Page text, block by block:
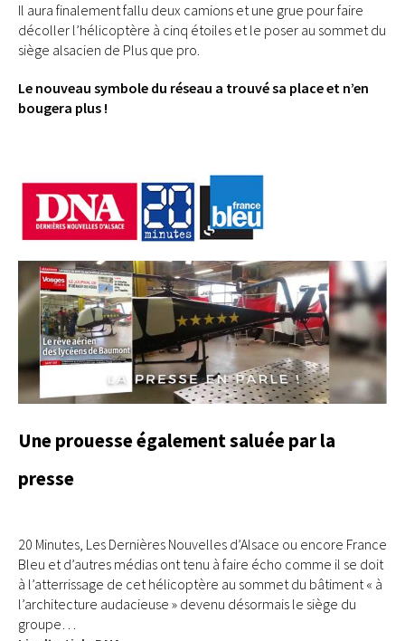
Il aura finalement fallu deux camions et une grue pour faire
décoller l’hélicoptère à cinq étoiles et le poser au sommet du
siège alsacien de Plus que pro.
Le nouveau symbole du réseau a trouvé sa place et n’en
bougera plus !
Une prouesse également saluée par la
presse
20 Minutes, Les Dernières Nouvelles d’Alsace ou encore France
Bleu et d’autres médias ont tenu à faire écho comme il se doit
à l’atterrissage de cet hélicoptère au sommet du bâtiment « à
l’architecture audacieuse » devenu désormais le siège du
groupe…